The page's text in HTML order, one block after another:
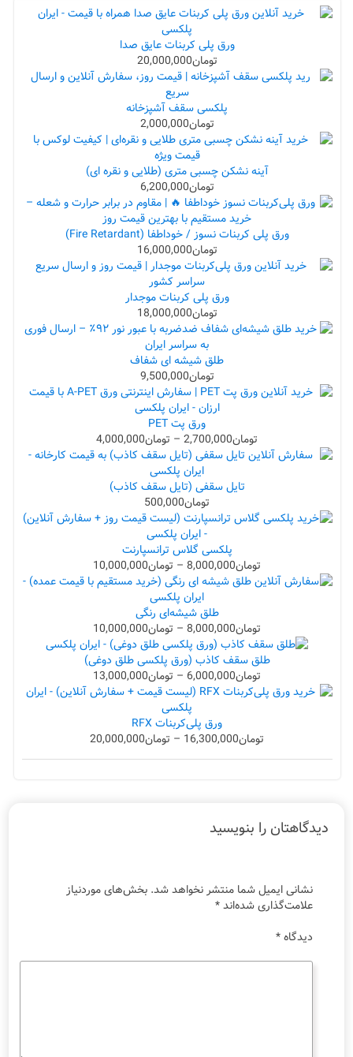
ورق پلی کربنات عایق صدا
تومان20,000,000
پلکسی سقف آشپزخانه
تومان2,000,000
آینه نشکن چسبی متری (طلایی و نقره ای)
تومان6,200,000
ورق پلی کربنات نسوز / خوداطفا (Fire Retardant)
تومان16,000,000
ورق پلی کربنات موجدار
تومان18,000,000
طلق شیشه ای شفاف
تومان9,500,000
ورق پت PET
تومان2,700,000
– تومان4,000,000
تایل سقفی (تایل سقف کاذب)
تومان500,000
پلکسی گلاس ترانسپارنت
تومان8,000,000
– تومان10,000,000
طلق شیشه‌ای رنگی
تومان8,000,000
– تومان10,000,000
طلق سقف کاذب (ورق پلکسی طلق دوغی)
تومان6,000,000
– تومان13,000,000
ورق پلی‌کربنات RFX
تومان16,300,000
– تومان20,000,000
دیدگاهتان را بنویسید
نشانی ایمیل شما منتشر نخواهد شد. بخش‌های موردنیاز
علامت‌گذاری شده‌اند*
دیدگاه*